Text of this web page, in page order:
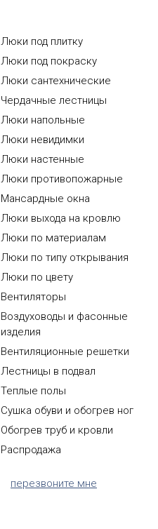
Люки под плитку
Люки под покраску
Люки сантехнические
Чердачные лестницы
Люки напольные
Люки невидимки
Люки настенные
Люки противопожарные
Мансардные окна
Люки выхода на кровлю
Люки по материалам
Люки по типу открывания
Люки по цвету
Вентиляторы
Воздуховоды и фасонные
изделия
Вентиляционные решетки
Лестницы в подвал
Теплые полы
Сушка обуви и обогрев ног
Обогрев труб и кровли
Распродажа
перезвоните мне